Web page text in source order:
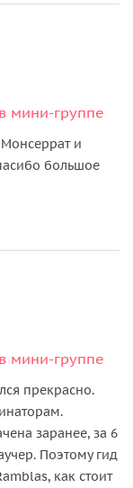
мини-группе
и
большое
мини-группе
прекрасно.
заранее, за 6
Поэтому гид
как стоит